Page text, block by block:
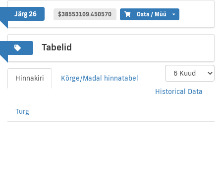
Creditcoin
Järg 26 $38553109.450570 Osta / Müü
Tabelid
Hinnakiri
Kõrge/Madal hinnatabel
Historical Data
Turg